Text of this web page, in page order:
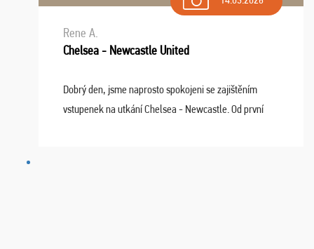
Rene A.
Chelsea - Newcastle United
Dobrý den, jsme naprosto spokojeni se zajištěním
vstupenek na utkání Chelsea - Newcastle. Od první